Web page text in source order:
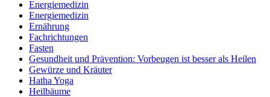
Energiemedizin
Energiemedizin
Ernährung
Fachrichtungen
Fasten
Gesundheit und Prävention: Vorbeugen ist besser als Heilen
Gewürze und Kräuter
Hatha Yoga
Heilbäume